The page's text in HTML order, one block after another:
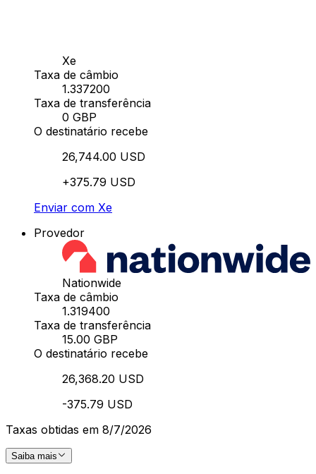
Xe
Taxa de câmbio
1.337200
Taxa de transferência
0 GBP
O destinatário recebe
26,744.00 USD
+375.79 USD
Enviar com Xe
Provedor
Nationwide
Taxa de câmbio
1.319400
Taxa de transferência
15.00 GBP
O destinatário recebe
26,368.20 USD
-375.79 USD
Taxas obtidas em 8/7/2026
Saiba mais